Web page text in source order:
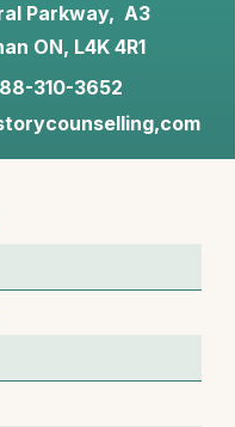
Parkway, A3
ON, L4K 4R1
310-3652